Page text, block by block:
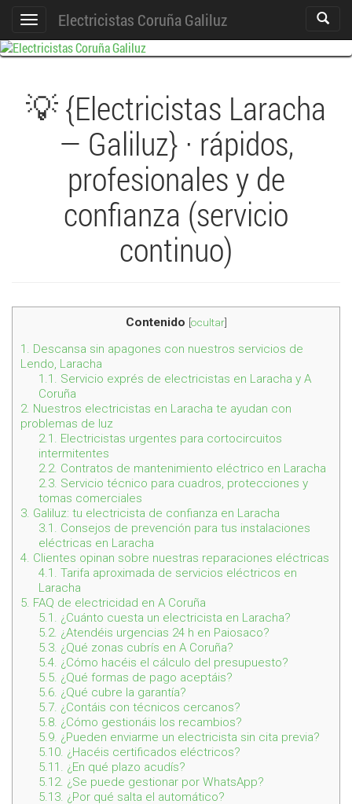
Cambiar
navegación
Act./
Electricistas Coruña Galiluz
💡 {Electricistas Laracha
— Galiluz} · rápidos,
profesionales y de
confianza (servicio
continuo)
Contenido [ocultar]
1. Descansa sin apagones con nuestros servicios de
Lendo, Laracha
1.1. Servicio exprés de electricistas en Laracha y A
Coruña
2. Nuestros electricistas en Laracha te ayudan con
problemas de luz
2.1. Electricistas urgentes para cortocircuitos
intermitentes
2.2. Contratos de mantenimiento eléctrico en Laracha
2.3. Servicio técnico para cuadros, protecciones y
tomas comerciales
3. Galiluz: tu electricista de confianza en Laracha
3.1. Consejos de prevención para tus instalaciones
eléctricas en Laracha
4. Clientes opinan sobre nuestras reparaciones eléctricas
4.1. Tarifa aproximada de servicios eléctricos en
Laracha
5. FAQ de electricidad en A Coruña
5.1. ¿Cuánto cuesta un electricista en Laracha?
5.2. ¿Atendéis urgencias 24 h en Paiosaco?
5.3. ¿Qué zonas cubrís en A Coruña?
5.4. ¿Cómo hacéis el cálculo del presupuesto?
5.5. ¿Qué formas de pago aceptáis?
5.6. ¿Qué cubre la garantía?
5.7. ¿Contáis con técnicos cercanos?
5.8. ¿Cómo gestionáis los recambios?
5.9. ¿Pueden enviarme un electricista sin cita previa?
5.10. ¿Hacéis certificados eléctricos?
5.11. ¿En qué plazo acudís?
5.12. ¿Se puede gestionar por WhatsApp?
5.13. ¿Por qué salta el automático?